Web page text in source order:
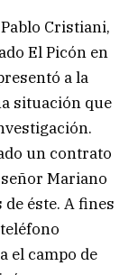
Cristiani,
El Picón en
a la
situación que
un contrato
Mariano
éste. A fines
el campo de